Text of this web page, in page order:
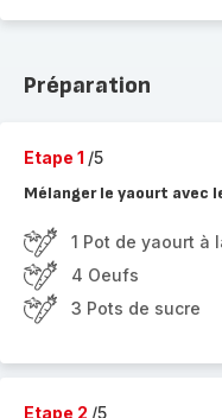
Préparation
Etape 1 /5
Mélanger le yaourt avec
1 Pot de yaourt à
4 Oeufs
3 Pots de sucre
Etape 2 /5